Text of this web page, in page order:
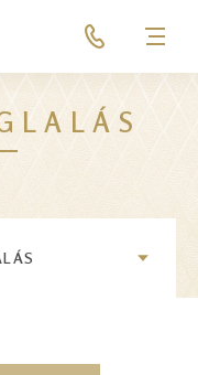
Pre
header
menu